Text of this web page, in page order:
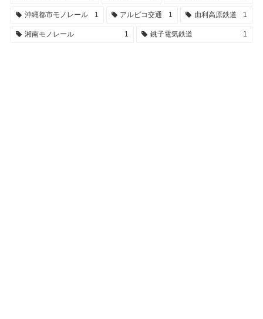
沖縄都市モノレール 1 アルピコ交通 1 由利高原鉄道 1
湘南モノレール 1 銚子電気鉄道 1